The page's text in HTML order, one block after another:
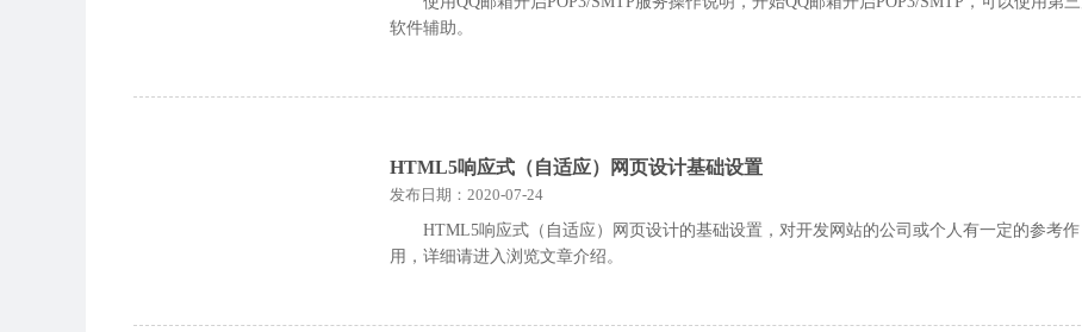
软件辅助。
HTML5响应式（自适应）网页设计基础设置
发布日期：2020-07-24
HTML5响应式（自适应）网页设计的基础设置，对开发网站的公司或个人有一定的参考作
用，详细请进入浏览文章介绍。